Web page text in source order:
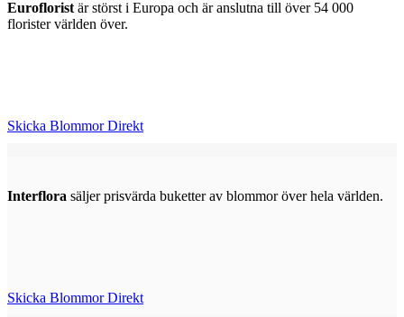
Euroflorist är störst i Europa och är anslutna till över 54 000
florister världen över.
Skicka Blommor Direkt
Interflora säljer prisvärda buketter av blommor över hela världen.
Skicka Blommor Direkt